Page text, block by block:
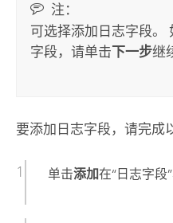
注：
可选择添加日志字段。
字段，请单击下一步继
要添加日志字段，请完成
单击添加在“日志字段